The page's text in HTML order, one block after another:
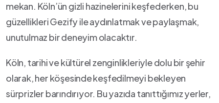
mekan. Köln’ün gizli hazinelerini⁤ keşfederken, bu
güzellikleri Gezify ile aydınlatmak ve‍ paylaşmak,
unutulmaz bir deneyim olacaktır.
Köln, tarihi ve kültürel​ zenginlikleriyle dolu‌ bir⁢ şehir
olarak, her köşesinde ⁣keşfedilmeyi bekleyen
sürprizler barındırıyor. Bu⁢ yazıda tanıttığımız yerler,